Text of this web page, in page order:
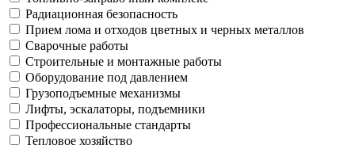
Радиационная безопасность
Прием лома и отходов цветных и черных металлов
Сварочные работы
Строительные и монтажные работы
Оборудование под давлением
Грузоподъемные механизмы
Лифты, эскалаторы, подъемники
Профессиональные стандарты
Тепловое хозяйство